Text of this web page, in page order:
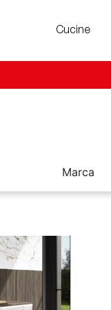
Cucine
Marca